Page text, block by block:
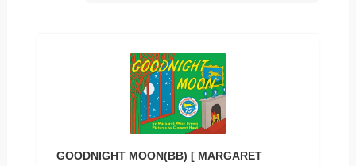
GOODNIGHT MOON(BB) [ MARGARET